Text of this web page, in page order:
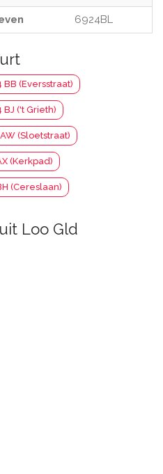
6924BL
BB (Eversstraat)
BJ ('t Grieth)
(Sloetstraat)
(Kerkpad)
(Cereslaan)
uit Loo Gld